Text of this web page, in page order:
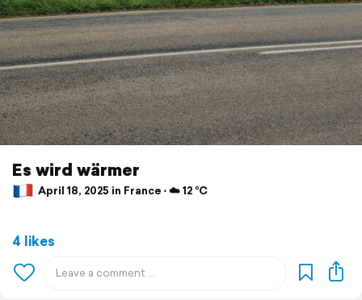
Es wird wärmer
April 18, 2025 in France ⋅ ☁️ 12 °C
4 likes